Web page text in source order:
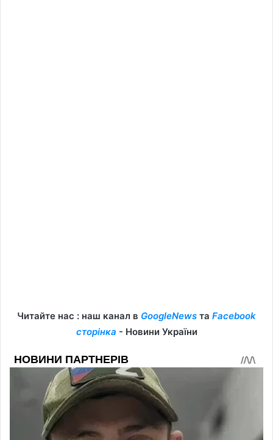
Читайте нас : наш канал в GoogleNews та Facebook
сторінка - Новини України